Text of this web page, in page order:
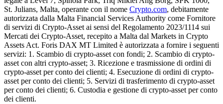
St. Julians, Malta, operante con il nome Crypto.com, debitamente
autorizzata dalla Malta Financial Services Authority come Fornitore
di servizi di Crypto-Asset ai sensi del Regolamento 2023/1114 sui
Mercati dei Crypto-Asset, recepito a Malta dal Markets in Crypto
Assets Act. Foris DAX MT Limited è autorizzata a fornire i seguenti
servizi: 1. Scambio di crypto-asset con fondi; 2. Scambio di crypto-
asset con altri crypto-asset; 3. Ricezione e trasmissione di ordini di
crypto-asset per conto dei clienti; 4. Esecuzione di ordini di crypto-
asset per conto dei clienti; 5. Servizi di trasferimento di crypto-asset
per conto dei clienti; 6. Custodia e gestione di crypto-asset per conto
dei clienti.